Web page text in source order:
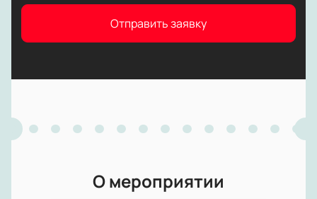
Отправить заявку
О мероприятии